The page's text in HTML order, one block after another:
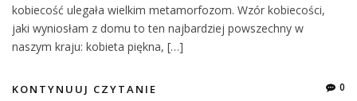
kobiecość ulegała wielkim metamorfozom. Wzór kobiecości,
jaki wyniosłam z domu to ten najbardziej powszechny w
naszym kraju: kobieta piękna, […]
KONTYNUUJ CZYTANIE 0